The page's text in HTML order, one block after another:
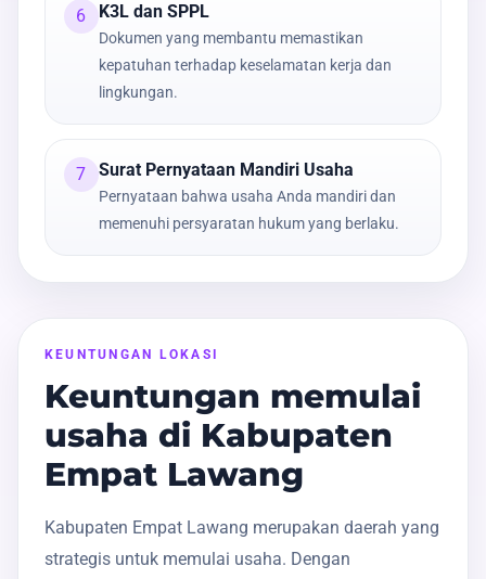
6 K3L dan SPPL
Dokumen yang membantu memastikan
kepatuhan terhadap keselamatan kerja dan
lingkungan.
7 Surat Pernyataan Mandiri Usaha
Pernyataan bahwa usaha Anda mandiri dan
memenuhi persyaratan hukum yang berlaku.
KEUNTUNGAN LOKASI
Keuntungan memulai
usaha di Kabupaten
Empat Lawang
Kabupaten Empat Lawang merupakan daerah yang
strategis untuk memulai usaha. Dengan